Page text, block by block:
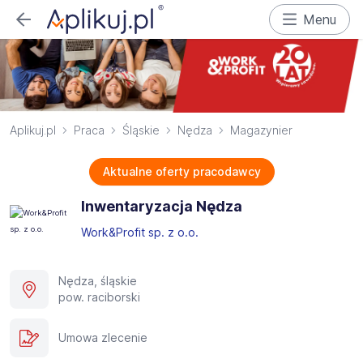
Menu
Aplikuj.pl Praca Śląskie Nędza Magazynier
Aktualne oferty pracodawcy
Inwentaryzacja Nędza
Work&Profit sp. z o.o.
Nędza, śląskie
pow. raciborski
Umowa zlecenie